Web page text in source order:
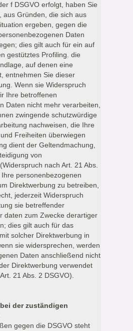
f DSGVO erfolgt, haben Sie
aus Gründen, die sich aus
ergeben, gegen die
Daten
dies gilt auch für ein auf
gestütztes Profiling. die
auf denen eine
entnehmen Sie dieser
Wenn sie Widerspruch
Ihre betroffenen
Daten nicht mehr verarbeiten,
zwingende schutzwürdige
nachweisen, die Ihre
Freiheiten überwiegen
dient der Geltendmachung,
von
nach Art. 21 Abs.
Ihre personenbezogenen
Direktwerbung zu betreiben,
jederzeit Widerspruch
sie betreffender
daten zum Zwecke derartiger
dies gilt auch für das
solcher Direktwerbung in
sie widersprechen, werden
Daten anschließend nicht
Direktwerbung verwendet
21 Abs. 2 DSGVO).
der zuständigen
gegen die DSGVO steht